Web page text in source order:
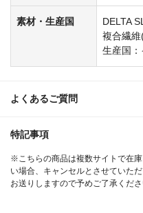
素材・生産国
DELTA
複合繊
生産国
よくあるご質問
特記事項
※こちらの商品は複数サイトで在
い場合、キャンセルとさせていた
お送りしますので予めご了承くださ